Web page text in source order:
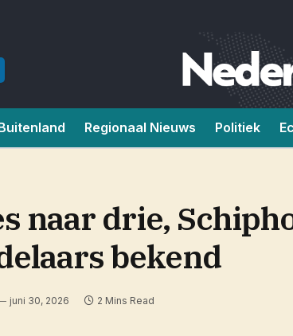
Regionaal Nieuws Politiek
naar drie,
bekend
juni 30, 2026 2 Mins Read